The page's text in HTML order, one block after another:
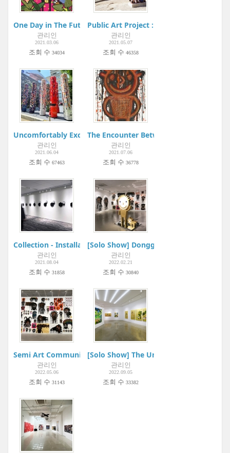
One Day in The Future... 如果有一天...| Metaphysical Art
관리인
2021.03.06
조회 수 34034
Public Art Project : Youngheung-do
관리인
2021.05.07
조회 수 46358
Uncomfortably Exciting | Gangnam Interior Design Week |
관리인
2021.06.04
조회 수 67463
The Encounter Between Hanguel and
관리인
2021.07.06
조회 수 36778
Collection - Installation
관리인
2021.08.04
조회 수 31858
[Solo Show] Dongguri 20 Years |
관리인
2022.02.21
조회 수 30840
Semi Art Community Project:Boogie Woogie Art Museum |
관리인
2022.05.06
조회 수 31143
[Solo Show] The Universe in the
관리인
2022.09.05
조회 수 33382